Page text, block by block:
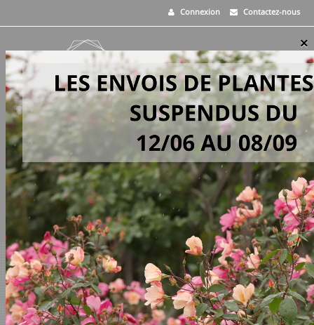
Contactez-nous
Connexion
MENU
PANIER
0
×
> Vivaces > Sporobolus airoides